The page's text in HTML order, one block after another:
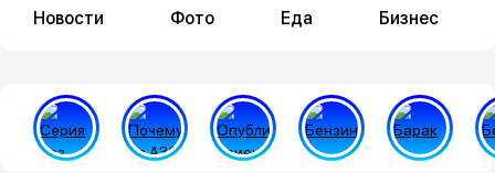
Новости Фото Еда Бизнес